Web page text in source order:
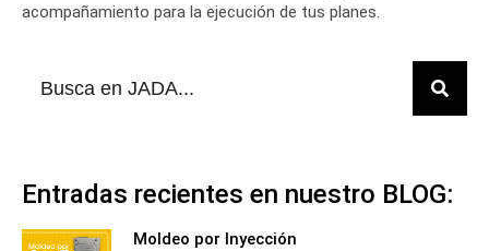
acompañamiento para la ejecución de tus planes.
Entradas recientes en nuestro BLOG:
Moldeo por Inyección